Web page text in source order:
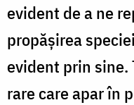
evident de a ne
propășirea
evident prin
rare care apar în